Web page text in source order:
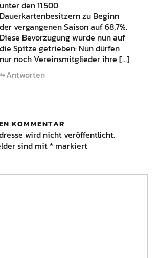
unter den 11.500
Dauerkartenbesitzern zu Beginn
der vergangenen Saison auf 68,7%.
Diese Bevorzugung wurde nun auf
die Spitze getrieben: Nun dürfen
nur noch Vereinsmitglieder ihre […]
Antworten
KOMMENTAR
wird nicht veröffentlicht.
sind mit * markiert